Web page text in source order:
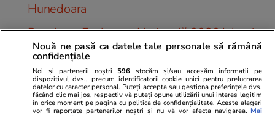
Hunedoara
Rezultate Evaluarea Națională 2026 Ialomița
Rezultate Evaluarea Națională 2026 Iași
Rezultate Evaluarea Națională 2026 Ilfov
Rezultate Evaluarea Națională 2026
Nouă ne pasă ca datele tale personale să rămână
confidențiale
Noi și partenerii noștri 596 stocăm și/sau accesăm informații pe
dispozitivul dvs., precum identificatorii cookie unici pentru prelucrarea
datelor cu caracter personal. Puteți accepta sau gestiona preferințele dvs.
făcând clic mai jos, respectiv vă puteți opune utilizării unui interes legitim
în orice moment pe pagina cu politica de confidențialitate. Aceste alegeri
vor fi raportate partenerilor noștri și nu vă vor afecta navigarea. Mai